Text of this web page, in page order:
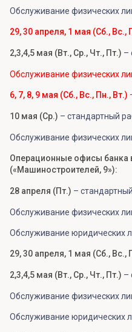
Обслуживание физических
29, 30 апреля, 1 мая (Сб., Вс.,
2,3,4,5 мая (Вт., Ср., Чт., Пт.) –
Обслуживание физических
6, 7, 8, 9 мая (Сб., Вс., Пн., Вт.)
10 мая (Ср.) – стандартный
Обслуживание физических
Операционные офисы
(«Машиностроителей, 9»):
28 апреля (Пт.) –
Обслуживание физических
Обслуживание юридических
29, 30 апреля, 1 мая (Сб., Вс.,
2,3,4,5 мая (Вт., Ср., Чт., Пт.) –
Обслуживание физических
Обслуживание юридических